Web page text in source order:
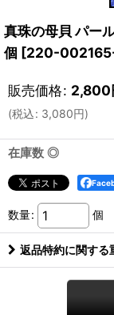
真珠の母貝 パー
個 [220-
販売価格: 2,800
(税込: 3,080円)
在庫数 ◎
数量: 個
返品特約に関する